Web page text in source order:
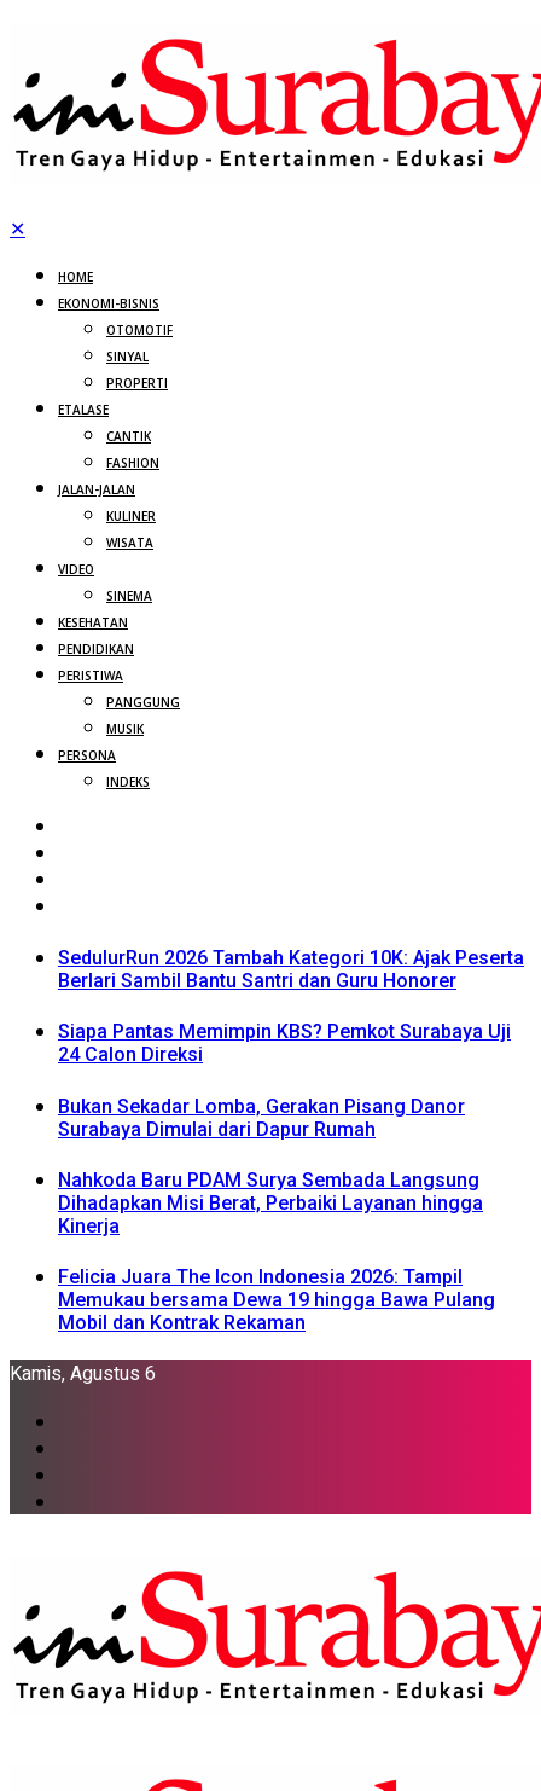
✕
HOME
EKONOMI-BISNIS
OTOMOTIF
SINYAL
PROPERTI
ETALASE
CANTIK
FASHION
JALAN-JALAN
KULINER
WISATA
VIDEO
SINEMA
KESEHATAN
PENDIDIKAN
PERISTIWA
PANGGUNG
MUSIK
PERSONA
INDEKS
SedulurRun 2026 Tambah Kategori 10K: Ajak Peserta
Berlari Sambil Bantu Santri dan Guru Honorer
Siapa Pantas Memimpin KBS? Pemkot Surabaya Uji
24 Calon Direksi
Bukan Sekadar Lomba, Gerakan Pisang Danor
Surabaya Dimulai dari Dapur Rumah
Nahkoda Baru PDAM Surya Sembada Langsung
Dihadapkan Misi Berat, Perbaiki Layanan hingga
Kinerja
Felicia Juara The Icon Indonesia 2026: Tampil
Memukau bersama Dewa 19 hingga Bawa Pulang
Mobil dan Kontrak Rekaman
Kamis, Agustus 6